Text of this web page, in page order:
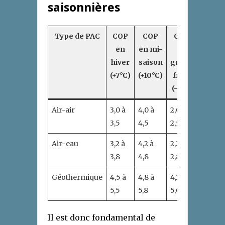
saisonnières
Type de PAC
COP
en
hiver
(+7°C)
COP
en mi-
saison
(+10°C)
COP
grand
froid
(-7°C)
Air-air
3,0 à
3,5
4,0 à
4,5
2,0 à
2,5
Air-eau
3,2 à
3,8
4,2 à
4,8
2,2 à
2,8
Géothermique
4,5 à
5,5
4,8 à
5,8
4,2 à
5,0
Il est donc fondamental de